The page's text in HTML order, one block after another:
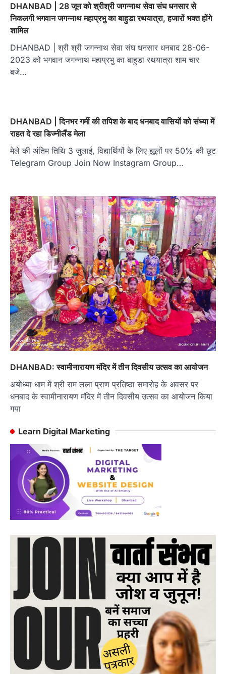
DHANBAD | 28 जून को श्रीश्री जगन्नाथ सेवा संघ धनसार से
निकलगी भगवान जगन्नाथ महाप्रभु का बाहुडा रथयात्रा, हजारों भक्त होंगे
शामिल
DHANBAD | श्री श्री जगन्नाथ सेवा संघ धनसार धनबाद 28-06-
2023 को भगवान जगन्नाथ महाप्रभु का बाहुडा रथयात्रा शाम चार
बजे…
DHANBAD | दिनभर गर्मी की तपिश के बाद धनबाद वासियों को संध्या में
राहत दे रहा डिज्नीलैंड मेला
मेले की अंतिम तिथि 3 जुलाई, विद्यार्थियों के लिए झूलों पर 50% की छूट
Telegram Group Join Now Instagram Group…
DHANBAD: स्वामीनारायण मंदिर में तीन दिवसीय उत्सव का आयोजन
अयोध्या धाम में श्री राम लला प्राण प्रतिष्ठा समारोह के अवसर पर
धनबाद के स्वामीनारायण मंदिर में तीन दिवसीय उत्सव का आयोजन किया
गया
Learn Digital Marketing